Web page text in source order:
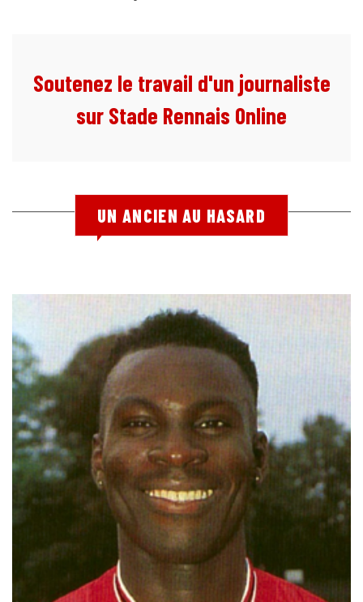
Soutenez le travail d'un journaliste
sur Stade Rennais Online
UN ANCIEN AU HASARD